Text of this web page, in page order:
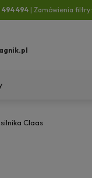
494 | Zamówienia filtry:
Claas